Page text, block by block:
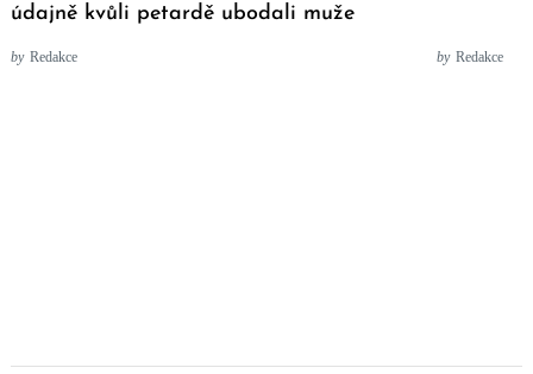
údajně kvůli petardě ubodali muže
by Redakce by Redakce